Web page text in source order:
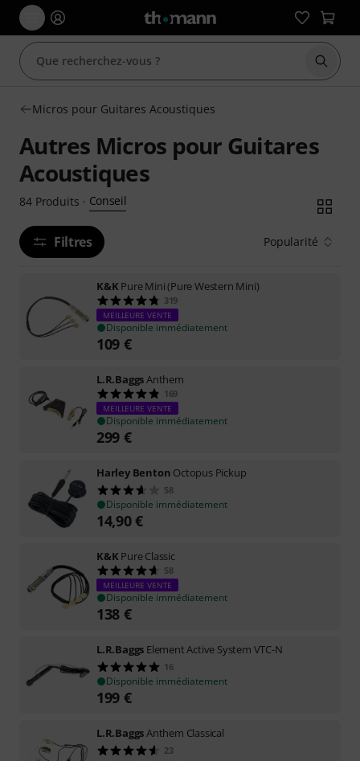
Micros pour Guitares Acoustiques
Autres Micros pour Guitares
Acoustiques
84 Produits · Conseil
Filtres Popularité
K&K Pure Mini (Pure Western Mini)
319
MEILLEURE VENTE
Disponible immédiatement
109 €
L.R.BaggsAnthem
169
MEILLEURE VENTE
Disponible immédiatement
299 €
Harley Benton Octopus Pickup
58
Disponible immédiatement
14,90€
K&K Pure Classic
58
MEILLEURE VENTE
Disponible immédiatement
138 €
L.R.Baggs Element Active System VTC-N
16
Disponible immédiatement
199 €
L.R.BaggsAnthem Classical
23